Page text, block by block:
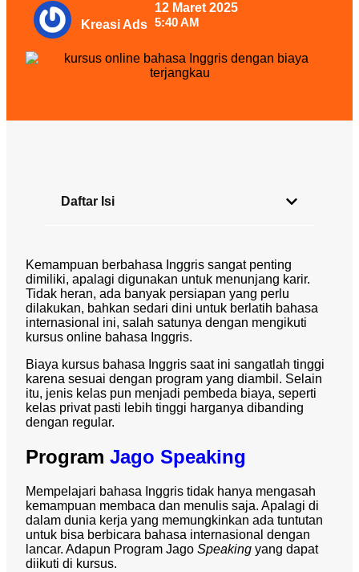
Kreasi Ads
12 Maret 2025
5:40 AM
Kemampuan berbahasa Inggris sangat penting
dimiliki, apalagi digunakan untuk menunjang karir.
Tidak heran, ada banyak persiapan yang perlu
dilakukan, bahkan sedari dini untuk berlatih bahasa
internasional ini, salah satunya dengan mengikuti
kursus online bahasa Inggris.
Biaya kursus bahasa Inggris saat ini sangatlah tinggi
karena sesuai dengan program yang diambil. Selain
itu, jenis kelas pun menjadi pembeda biaya, seperti
kelas privat pasti lebih tinggi harganya dibanding
dengan regular.
Program Jago Speaking
Mempelajari bahasa Inggris tidak hanya mengasah
kemampuan membaca dan menulis saja. Apalagi di
dalam dunia kerja yang memungkinkan ada tuntutan
untuk bisa berbicara bahasa internasional dengan
lancar. Adapun Program Jago Speaking yang dapat
diikuti di kursus.
Daftar Isi